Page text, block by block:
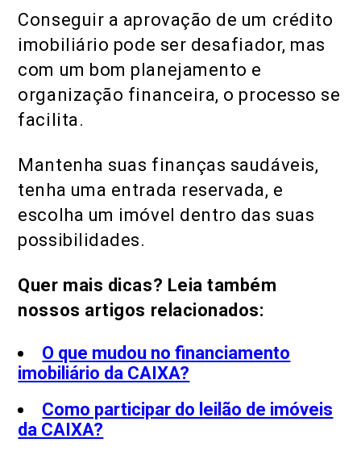
Conseguir a aprovação de um crédito
imobiliário pode ser desafiador, mas
com um bom planejamento e
organização financeira, o processo se
facilita.
Mantenha suas finanças saudáveis,
tenha uma entrada reservada, e
escolha um imóvel dentro das suas
possibilidades.
Quer mais dicas? Leia também
nossos artigos relacionados:
O que mudou no financiamento
imobiliário da CAIXA?
Como participar do leilão de imóveis
da CAIXA?